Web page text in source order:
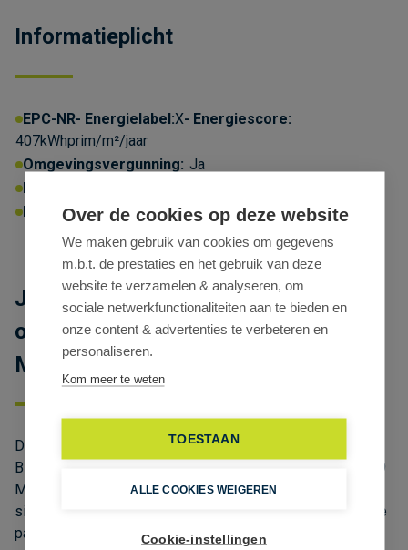
Informatieplicht
EPC-NR Energielabel:X Energiescore:
407kWhprim/m²/jaar
Omgevingsvergunning: Ja
P-score:
Erfgoed:Geen beschermd erfgoed
Jouw nieuwe kantoor met
opslagruimte op toplocatie in
Mechelen-Noord
Deze instapklare kantoorruimte is gelegen aan de
Blarenberglaan in Mechelen, op een boogscheut van afrit 9
Mechelen-Noord van de E19 (Brussel – Antwerpen). De
site combineert een uitstekende bereikbaarheid met ruime
parkeervoorzieningen en de mogelijkheid om kantoor- en
Over de cookies op deze website
We maken gebruik van cookies om gegevens
m.b.t. de prestaties en het gebruik van deze
website te verzamelen & analyseren, om
sociale netwerkfunctionaliteiten aan te bieden en
onze content & advertenties te verbeteren en
personaliseren.
Kom meer te weten
TOESTAAN
ALLE COOKIES WEIGEREN
Cookie-instellingen